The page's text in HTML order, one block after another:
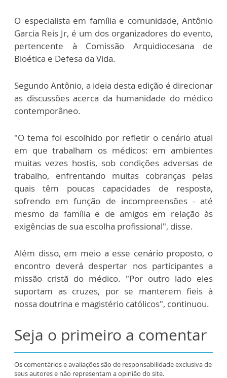
O especialista em família e comunidade, Antônio
Garcia Reis Jr, é um dos organizadores do evento,
pertencente à Comissão Arquidiocesana de
Bioética e Defesa da Vida.
Segundo Antônio, a ideia desta edição é direcionar
as discussões acerca da humanidade do médico
contemporâneo.
"O tema foi escolhido por refletir o cenário atual
em que trabalham os médicos: em ambientes
muitas vezes hostis, sob condições adversas de
trabalho, enfrentando muitas cobranças pelas
quais têm poucas capacidades de resposta,
sofrendo em função de incompreensões - até
mesmo da família e de amigos em relação às
exigências de sua escolha profissional", disse.
Além disso, em meio a esse cenário proposto, o
encontro deverá despertar nos participantes a
missão cristã do médico. "Por outro lado eles
suportam as cruzes, por se manterem fieis à
nossa doutrina e magistério católicos", continuou.
Seja o primeiro a comentar
Os comentários e avaliações são de responsabilidade exclusiva de
seus autores e não representam a opinião do site.